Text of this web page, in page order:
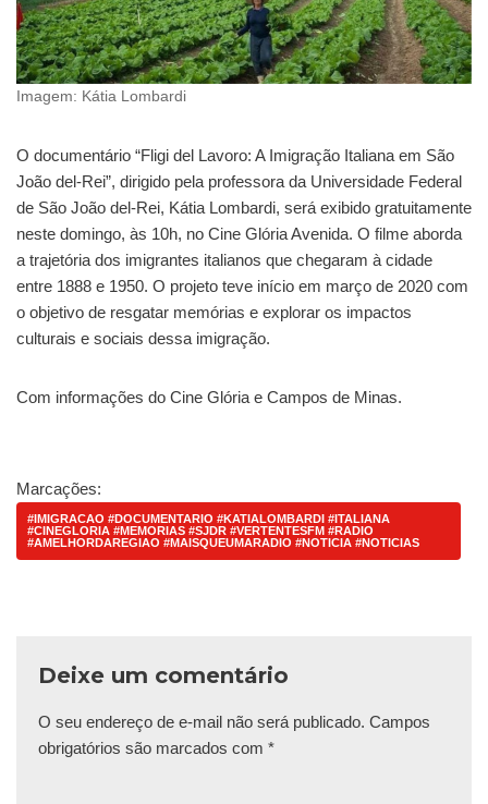
Imagem: Kátia Lombardi
O documentário “Fligi del Lavoro: A Imigração Italiana em São
João del-Rei”, dirigido pela professora da Universidade Federal
de São João del-Rei, Kátia Lombardi, será exibido gratuitamente
neste domingo, às 10h, no Cine Glória Avenida. O filme aborda
a trajetória dos imigrantes italianos que chegaram à cidade
entre 1888 e 1950. O projeto teve início em março de 2020 com
o objetivo de resgatar memórias e explorar os impactos
culturais e sociais dessa imigração.
Com informações do Cine Glória e Campos de Minas.
Marcações:
#IMIGRACAO #DOCUMENTARIO #KATIALOMBARDI #ITALIANA
#CINEGLORIA #MEMORIAS #SJDR #VERTENTESFM #RADIO
#AMELHORDAREGIAO #MAISQUEUMARADIO #NOTICIA #NOTICIAS
Deixe um comentário
O seu endereço de e-mail não será publicado. Campos
obrigatórios são marcados com *